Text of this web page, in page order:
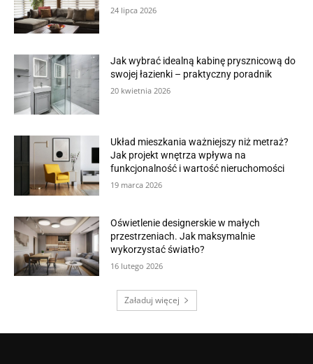
24 lipca 2026
Jak wybrać idealną kabinę prysznicową do
swojej łazienki – praktyczny poradnik
20 kwietnia 2026
Układ mieszkania ważniejszy niż metraż?
Jak projekt wnętrza wpływa na
funkcjonalność i wartość nieruchomości
19 marca 2026
Oświetlenie designerskie w małych
przestrzeniach. Jak maksymalnie
wykorzystać światło?
16 lutego 2026
Załaduj więcej